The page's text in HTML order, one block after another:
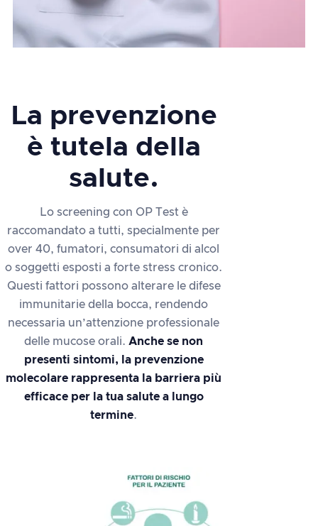
La prevenzione
è tutela della
salute.
Lo screening con OP Test è
raccomandato a tutti, specialmente per
over 40, fumatori, consumatori di alcol
o soggetti esposti a forte stress cronico.
Questi fattori possono alterare le difese
immunitarie della bocca, rendendo
necessaria un’attenzione professionale
delle mucose orali. Anche se non
presenti sintomi, la prevenzione
molecolare rappresenta la barriera più
efficace per la tua salute a lungo
termine.